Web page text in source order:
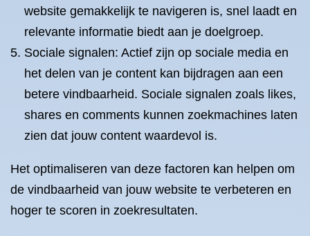
website gemakkelijk te navigeren is, snel laadt en
relevante informatie biedt aan je doelgroep.
Sociale signalen: Actief zijn op sociale media en
het delen van je content kan bijdragen aan een
betere vindbaarheid. Sociale signalen zoals likes,
shares en comments kunnen zoekmachines laten
zien dat jouw content waardevol is.
Het optimaliseren van deze factoren kan helpen om
de vindbaarheid van jouw website te verbeteren en
hoger te scoren in zoekresultaten.